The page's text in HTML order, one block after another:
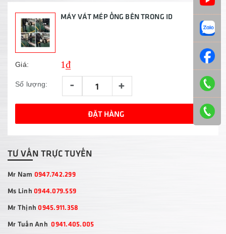
MÁY VÁT MÉP ỐNG BÊN TRONG ID
Giá: 1₫
Số lượng: - +
ĐẶT HÀNG
TƯ VẤN TRỰC TUYẾN
Mr Nam 0947.742.299
Ms Linh 0944.079.559
Mr Thịnh0945.911.358
Mr Tuấn Anh0941.405.005